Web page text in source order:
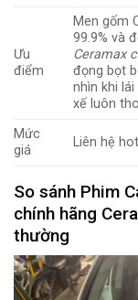
Ưu
điểm
Men gốm
99.9% và
Ceramax
đọng bọt
nhìn khi
xế luôn
Mức
giá
Liên hệ
So sánh Phim
chính hãng
thường